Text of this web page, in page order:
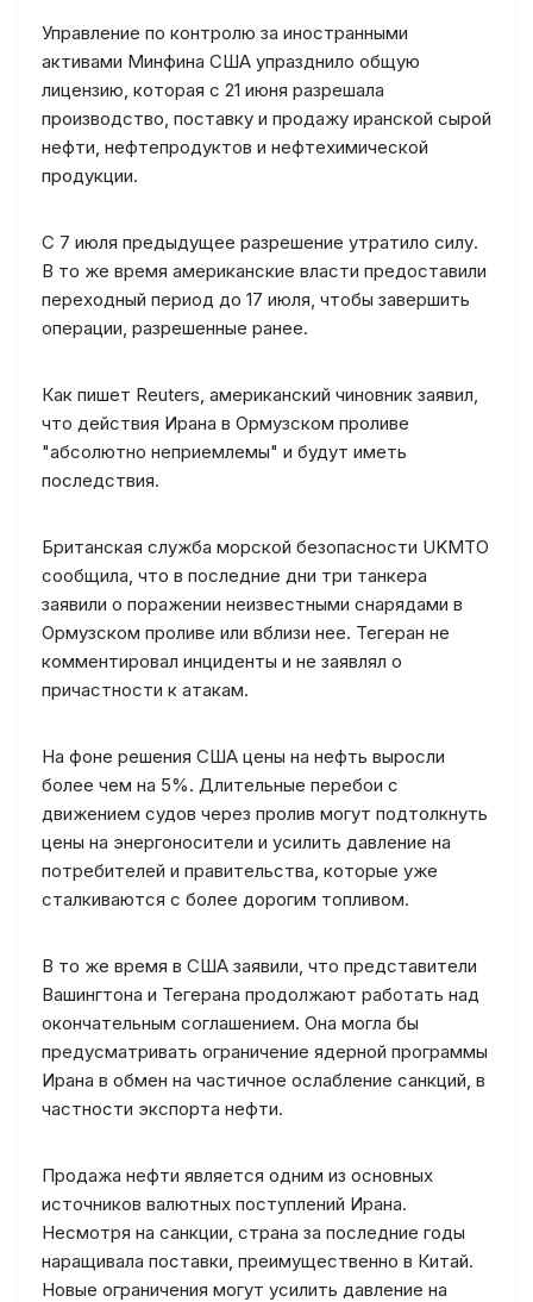
Управление по контролю за иностранными
активами Минфина США упразднило общую
лицензию, которая с 21 июня разрешала
производство, поставку и продажу иранской сырой
нефти, нефтепродуктов и нефтехимической
продукции.
С 7 июля предыдущее разрешение утратило силу.
В то же время американские власти предоставили
переходный период до 17 июля, чтобы завершить
операции, разрешенные ранее.
Как пишет Reuters, американский чиновник заявил,
что действия Ирана в Ормузском проливе
"абсолютно неприемлемы" и будут иметь
последствия.
Британская служба морской безопасности UKMTO
сообщила, что в последние дни три танкера
заявили о поражении неизвестными снарядами в
Ормузском проливе или вблизи нее. Тегеран не
комментировал инциденты и не заявлял о
причастности к атакам.
На фоне решения США цены на нефть выросли
более чем на 5%. Длительные перебои с
движением судов через пролив могут подтолкнуть
цены на энергоносители и усилить давление на
потребителей и правительства, которые уже
сталкиваются с более дорогим топливом.
В то же время в США заявили, что представители
Вашингтона и Тегерана продолжают работать над
окончательным соглашением. Она могла бы
предусматривать ограничение ядерной программы
Ирана в обмен на частичное ослабление санкций, в
частности экспорта нефти.
Продажа нефти является одним из основных
источников валютных поступлений Ирана.
Несмотря на санкции, страна за последние годы
наращивала поставки, преимущественно в Китай.
Новые ограничения могут усилить давление на